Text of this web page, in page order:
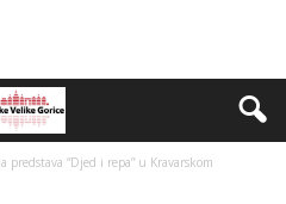
predstava “Djed i repa” u Kravarskom